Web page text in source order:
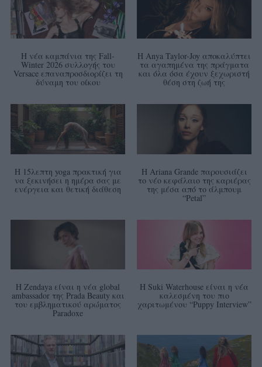
Η νέα καμπάνια της Fall-
Winter 2026 συλλογής του
Versace επαναπροσδιορίζει τη
δύναμη του οίκου
Η Anya Taylor-Joy αποκαλύπτει
τα αγαπημένα της πράγματα
και όλα όσα έχουν ξεχωριστή
θέση στη ζωή της
Η 15λεπτη yoga πρακτική για
να ξεκινήσει η ημέρα σας με
ενέργεια και θετική διάθεση
Η Ariana Grande παρουσιάζει
το νέο κεφάλαιο της καριέρας
της μέσα από το άλμπουμ
“Petal”
Η Zendaya είναι η νέα global
ambassador της Prada Beauty και
του εμβληματικού αρώματος
Paradoxe
Η Suki Waterhouse είναι η νέα
καλεσμένη του πιο
χαριτωμένου “Puppy Interview”